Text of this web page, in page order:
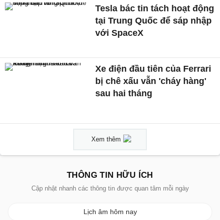
Tesla bác tin tách hoạt động
tại Trung Quốc để sáp nhập
với SpaceX
Xe điện đầu tiên của Ferrari
bị chê xấu vẫn 'cháy hàng'
sau hai tháng
Xem thêm
THÔNG TIN HỮU ÍCH
Cập nhật nhanh các thông tin được quan tâm mỗi ngày
Lịch âm hôm nay